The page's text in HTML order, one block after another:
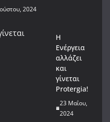
2024
Η
Ενέργεια
αλλάζει
και
γίνεται
Protergia!
23 Μαΐου,
2024